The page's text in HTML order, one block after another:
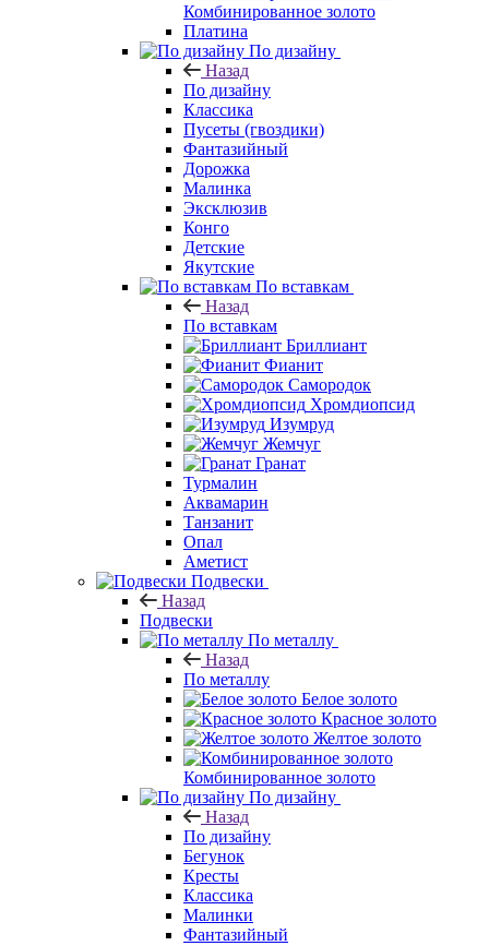
Комбинированное золото
Платина
По дизайну
Назад
По дизайну
Классика
Пусеты (гвоздики)
Фантазийный
Дорожка
Малинка
Эксклюзив
Конго
Детские
Якутские
По вставкам
Назад
По вставкам
Бриллиант
Фианит
Самородок
Хромдиопсид
Изумруд
Жемчуг
Гранат
Турмалин
Аквамарин
Танзанит
Опал
Аметист
Подвески
Назад
Подвески
По металлу
Назад
По металлу
Белое золото
Красное золото
Желтое золото
Комбинированное золото
По дизайну
Назад
По дизайну
Бегунок
Кресты
Классика
Малинки
Фантазийный